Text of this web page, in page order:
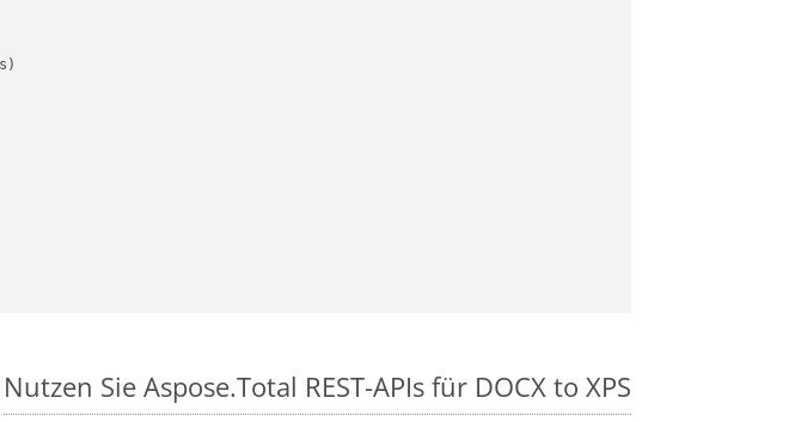
Nutzen Sie Aspose.Total REST-APIs für DOCX to XPS